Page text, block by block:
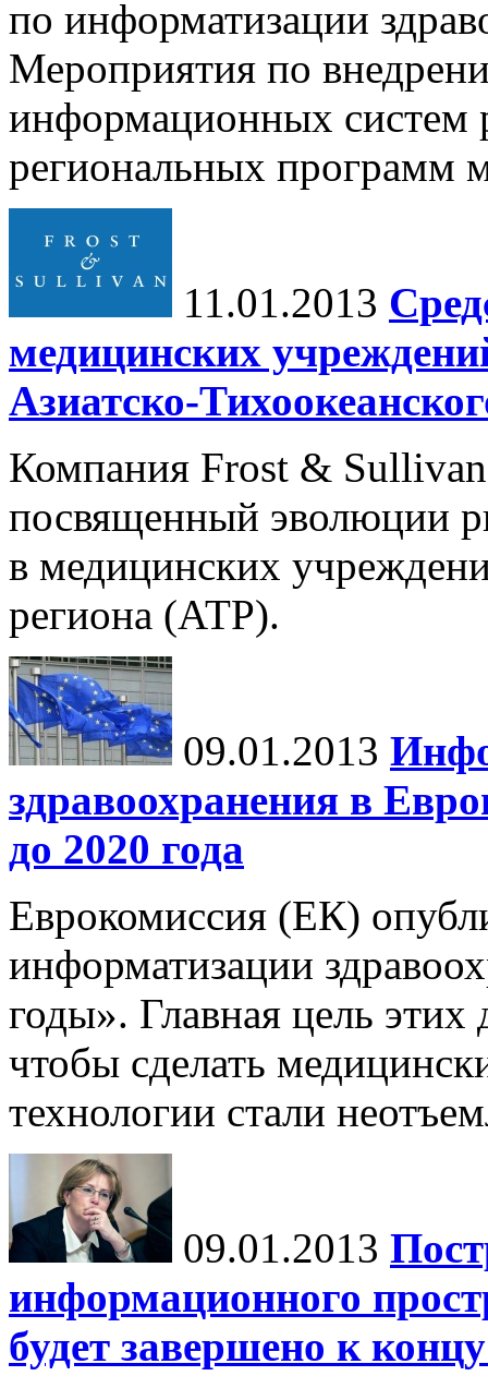
по информатизации
Мероприятия по
информационных систем
региональных программ
11.01.2013
медицинских
Азиатско-
Компания Frost &
посвященный эволюции
в медицинских
региона (АТР).
09.01.2013
здравоохранения в
до 2020 года
Еврокомиссия (ЕК)
информатизации
годы». Главная цель этих
чтобы сделать
технологии стали
09.01.2013
информационного
будет завершено к